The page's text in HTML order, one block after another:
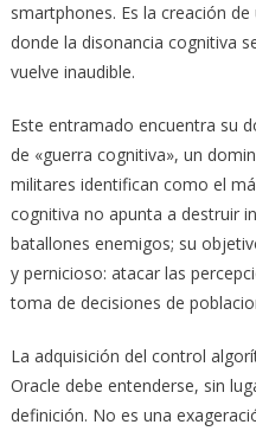
smartphones. Es la creación
donde la disonancia cognitiva
vuelve inaudible.
Este entramado encuentra su
de «guerra cognitiva», un
militares identifican como el
cognitiva no apunta a destruir
batallones enemigos; su
y pernicioso: atacar las
toma de decisiones de
La adquisición del control
Oracle debe entenderse, sin
definición. No es una